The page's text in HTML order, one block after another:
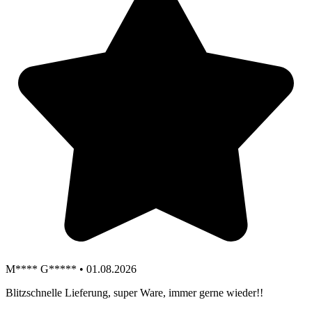
M**** G***** • 01.08.2026
Blitzschnelle Lieferung, super Ware, immer gerne wieder!!